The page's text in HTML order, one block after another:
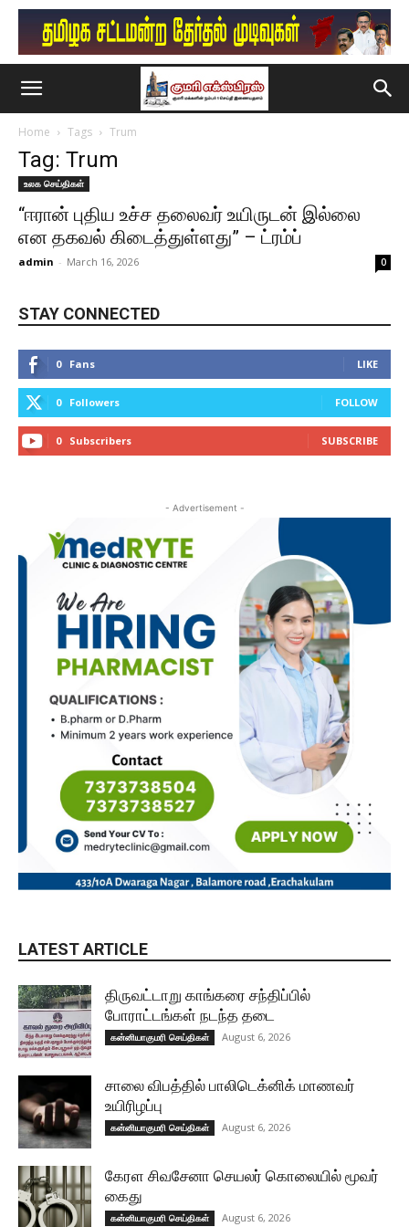
Home Tags Trum
Tag: Trum
உலக செய்திகள்
“ஈரான் புதிய உச்ச தலைவர் உயிருடன் இல்லை
என தகவல் கிடைத்துள்ளது” – ட்ரம்ப்
admin - March 16, 2026 0
STAY CONNECTED
0 Fans LIKE
0 Followers FOLLOW
0 Subscribers SUBSCRIBE
- Advertisement -
LATEST ARTICLE
திருவட்டாறு காங்கரை சந்திப்பில்
போராட்டங்கள் நடந்த தடை
கன்னியாகுமரி செய்திகள் August 6, 2026
சாலை விபத்தில் பாலிடெக்னிக் மாணவர்
உயிரிழப்பு
கன்னியாகுமரி செய்திகள் August 6, 2026
கேரள சிவசேனா செயலர் கொலையில் மூவர்
கைது
கன்னியாகுமரி செய்திகள் August 6, 2026